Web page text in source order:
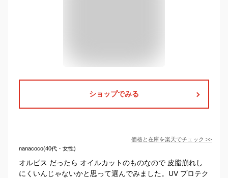
ショップでみる
価格と在庫を楽天でチェック >>
nanacoco(40代・女性)
オルビス だったら オイルカットのものなので 皮脂崩れし
にくいんじゃないかと思って選んでみました。UV プロテク